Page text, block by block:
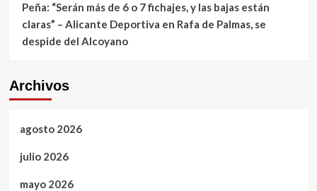
Peña: “Serán más de 6 o 7 fichajes, y las bajas están
claras” – Alicante Deportiva en Rafa de Palmas, se
despide del Alcoyano
Archivos
agosto 2026
julio 2026
mayo 2026